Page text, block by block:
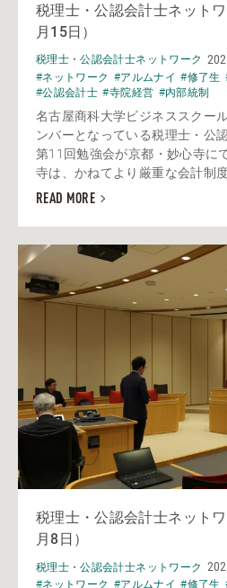
税理士・公認会計士ネット
月15日）
税理士・公認会計士ネットワーク
#ネットワーク #アルムナイ #修了生
#公認会計士 #寺院経営 #内部統制
名古屋商科大学ビジネススクー
ンバーとなっている税理士・公
第11回勉強会が京都・妙心寺に
寺は、かねてより厳重な会計制
READ MORE
税理士・公認会計士ネット
月8日）
税理士・公認会計士ネットワーク
#ネットワーク #アルムナイ #修了生